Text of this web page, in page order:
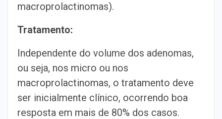
macroprolactinomas).
Tratamento:
Independente do volume dos adenomas,
ou seja, nos micro ou nos
macroprolactinomas, o tratamento deve
ser inicialmente clínico, ocorrendo boa
resposta em mais de 80% dos casos.